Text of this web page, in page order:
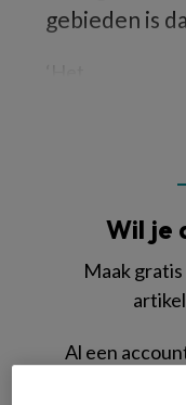
gebieden is
Wil je
Maak
Al een